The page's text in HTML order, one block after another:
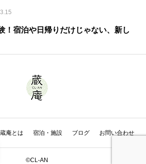
！宿泊や日帰りだけじゃない、新し
蔵庵とは 宿泊・施設 ブログ お問い合わせ
©CL-AN